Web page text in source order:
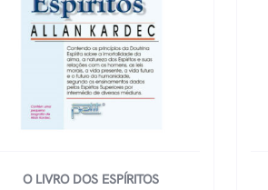
O LIVRO DOS ESPÍRITOS